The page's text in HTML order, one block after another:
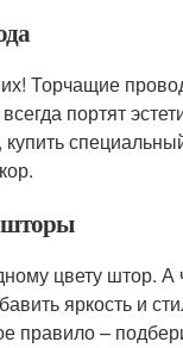
Торчащие
портят
купить
шторы
цвету штор. А
яркость и
правило –